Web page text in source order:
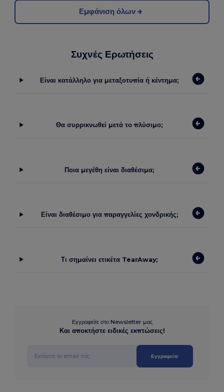
Εμφάνιση όλων
Συχνές Ερωτήσεις
Είναι κατάλληλο για μεταξοτυπία ή κέντημα;
Θα συρρικνωθεί μετά το πλύσιμο;
Ποια μεγέθη είναι διαθέσιμα;
Είναι διαθέσιμο για παραγγελίες χονδρικής;
Τι σημαίνει ετικέτα TearAway;
Εγγραφείτε στο Newsletter μας
Και αποκτήστε ειδικές εκπτώσεις!
Εγγραφείτε